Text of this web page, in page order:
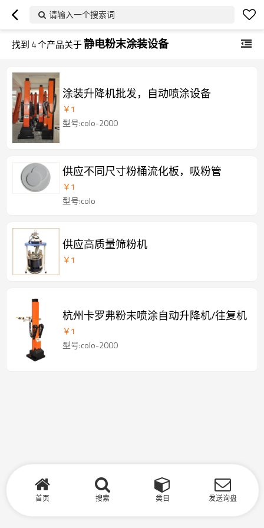
请输入一个搜索词
找到 4个产品关于静电粉末涂装设备
涂装升降机批发，自动喷涂设备
￥1
型号:colo-2000
供应不同尺寸粉桶流化板，吸粉管
￥1
型号:colo
供应高质量筛粉机
￥1
杭州卡罗弗粉末喷涂自动升降机/往复机
￥1
型号:colo-2000
首页 搜索 类目 发送询盘